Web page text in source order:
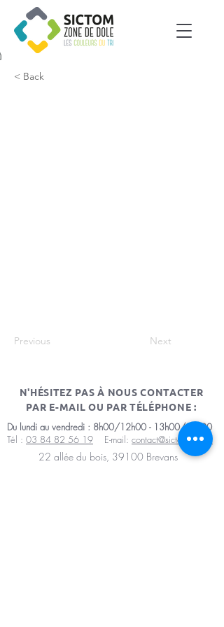
< Back
Previous Next
N'HÉSITEZ PAS À NOUS CONTACTER
PAR E-MAIL OU PAR TÉLÉPHONE :
Du lundi au vendredi : 8h00/12h00 - 13h00/17h00
Tél : 03 84 82 56 19 E-mail: contact@sictomdole.fr
22 allée du bois, 39100 Brevans